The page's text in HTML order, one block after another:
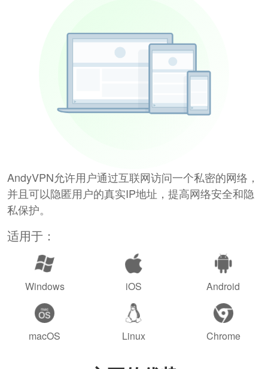
AndyVPN允许用户通过互联网访问一个私密的网络，
并且可以隐匿用户的真实IP地址，提高网络安全和隐
私保护。
适用于：
Windows iOS Android
macOS Linux Chrome